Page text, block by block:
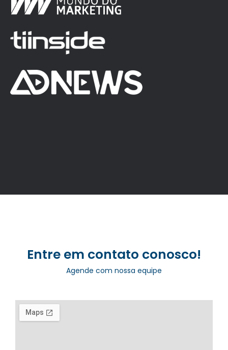
Entre em contato conosco!
Agende com nossa equipe